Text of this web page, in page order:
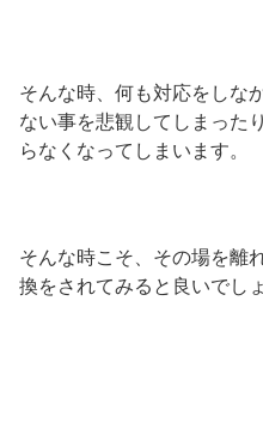
そんな時、何も対応をしな
ない事を悲観してしまった
らなくなってしまいます。
そんな時こそ、その場を離
換をされてみると良いでし